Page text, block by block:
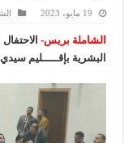
19 مايو، 2023
الشاملة بريس-
البشرية بإقـــــليم